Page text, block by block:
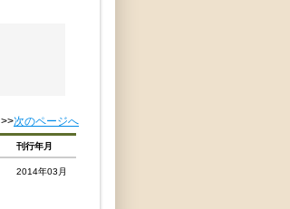
>>次のページへ
刊行年月
2014年03月